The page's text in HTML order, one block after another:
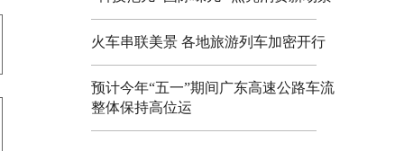
火车串联美景 各地旅游列车加密开行
预计今年“五一”期间广东高速公路车流
整体保持高位运